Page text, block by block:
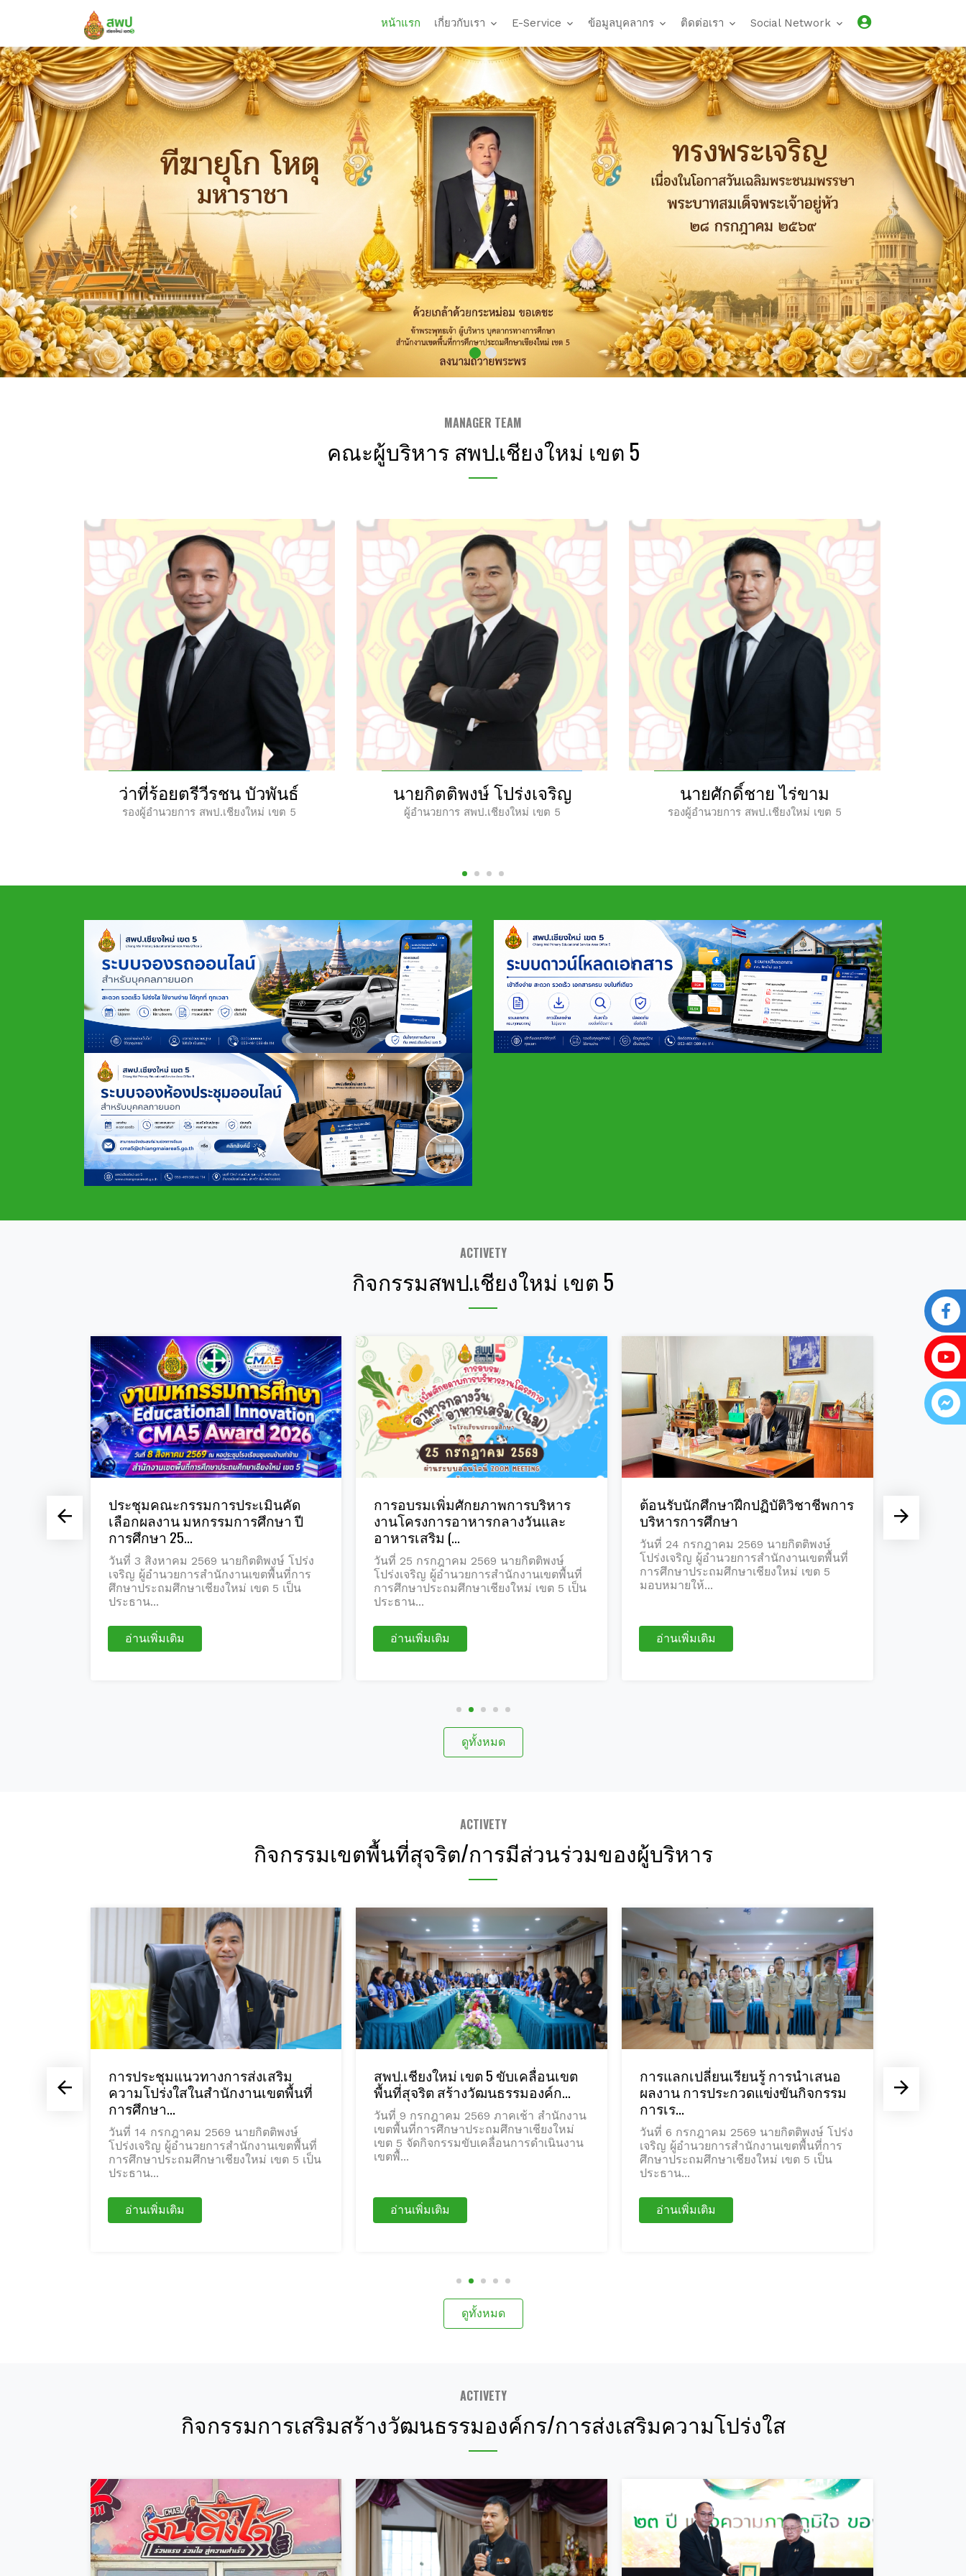
หน้าแรก เกี่ยวกับเรา E-Service ข้อมูลบุคลากร ติดต่อเรา Social Network
Previous Next
MANAGER TEAM
คณะผู้บริหาร สพป.เชียงใหม่ เขต 5
นายกิตติพงษ์ โปร่งเจริญ
ผู้อำนวยการ สพป.เชียงใหม่ เขต 5
นายศักดิ์ชาย ไร่ขาม
รองผู้อำนวยการ สพป.เชียงใหม่ เขต 5
นางสาวอรัญญา สารีโพธิ์
รองผู้อำนวยการ สพป.เชียงใหม่ เขต 5
ACTIVETY
กิจกรรมสพป.เชียงใหม่ เขต 5
ระเมินคัด
ารศึกษา ปี
การอบรมเพิ่มศักยภาพการบริหาร
งานโครงการอาหารกลางวันและ
อาหารเสริม (...
วันที่ 25 กรกฎาคม 2569 นายกิตติพงษ์
โปร่งเจริญ ผู้อำนวยการสำนักงานเขตพื้นที่
การศึกษาประถมศึกษาเชียงใหม่ เขต 5 เป็น
ประธาน...
อ่านเพิ่มเติม
ต้อนรับนักศึกษาฝึกปฏิบัติวิชาชีพการ
บริหารการศึกษา
วันที่ 24 กรกฎาคม 2569 นายกิตติพงษ์
โปร่งเจริญ ผู้อำนวยการสำนักงานเขตพื้นที่
การศึกษาประถมศึกษาเชียงใหม่ เขต 5
มอบหมายให้...
อ่านเพิ่มเติม
การประชุมตัดสินการประกวดคลิป
วิดีโอ การซ้อมแผนเผชิญเหตุของ
โรงเรียน...
วันที่ 23 กรกฎาคม 2569 นายกิตติพงษ์
โปร่งเจริญ ผู้อำนวยการสำนักงานเขตพื้นที่
การศึกษาประถมศึกษาเชียงใหม่ เขต 5
อ่านเพิ่มเติม
ดูทั้งหมด
ACTIVETY
กิจกรรมเขตพื้นที่สุจริต/การมีส่วนร่วมของผู้บริหาร
การประชุมแนวทางการส่งเสริม
ความโปร่งใสในสำนักงานเขตพื้นที่
การศึกษา...
วันที่ 14 กรกฎาคม 2569 นายกิตติพงษ์
โปร่งเจริญ ผู้อำนวยการสำนักงานเขตพื้นที่
การศึกษาประถมศึกษาเชียงใหม่ เขต 5 เป็น
ประธาน...
อ่านเพิ่มเติม
สพป.เชียงใหม่ เขต 5 ขับเคลื่อนเขต
พื้นที่สุจริต สร้างวัฒนธรรมองค์ก...
วันที่ 9 กรกฎาคม 2569 ภาคเช้า สำนักงาน
เขตพื้นที่การศึกษาประถมศึกษาเชียงใหม่
เขต 5 จัดกิจกรรมขับเคลื่อนการดำเนินงาน
เขตพื้...
อ่านเพิ่มเติม
การแลกเปลี่ยนเรียนรู้ การนำเสนอ
ผลงาน การประกวดแข่งขันกิจกรรม
การเร...
วันที่ 6 กรกฎาคม 2569 นายกิตติพงษ์ โปร่ง
เจริญ ผู้อำนวยการสำนักงานเขตพื้นที่การ
ศึกษาประถมศึกษาเชียงใหม่ เขต 5 เป็น
ประธาน...
อ่านเพิ่มเติม
วันสถาป
ดูทั้งหมด
ACTIVETY
กิจกรรมการเสริมสร้างวัฒนธรรมองค์กร/การส่งเสริมความโปร่งใส